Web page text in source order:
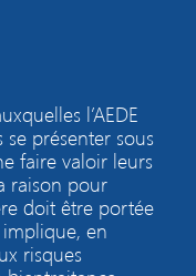
l’AEDE
se présenter sous
faire valoir leurs
raison pour
doit être portée
en
risques